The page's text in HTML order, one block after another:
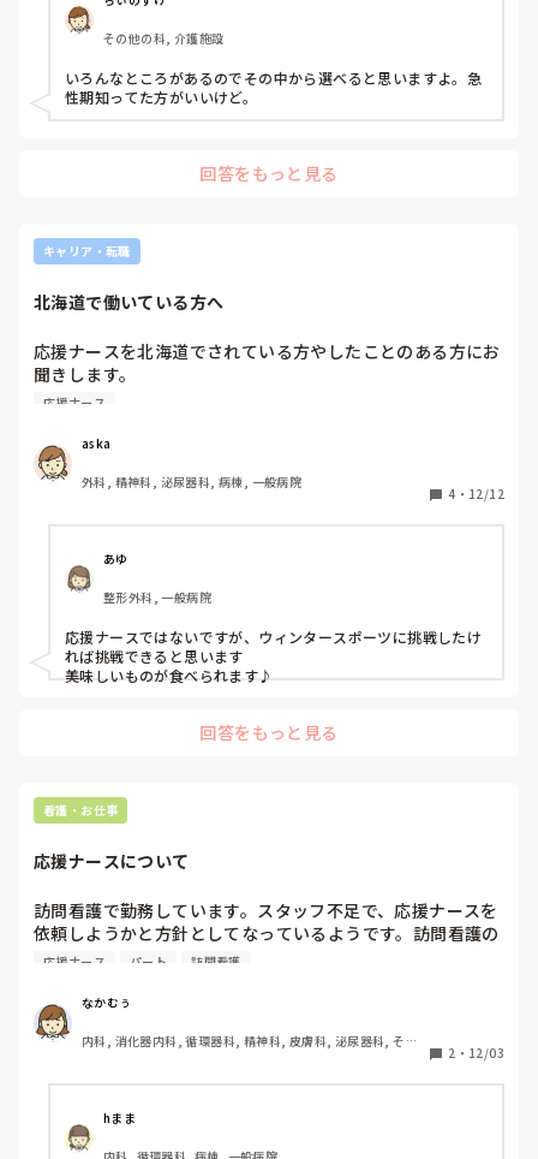
その他の科, 介護施設
いろんなところがあるのでその中から選べると思いますよ。急
性期知ってた方がいいけど。
回答をもっと見る
キャリア・転職
北海道で働いている方へ
応援ナースを北海道でされている方やしたことのある方にお
聞きします。
北海道で看護師をする魅力を教えてください。
よろしくお願いします。
応援ナース
aska
外科, 精神科, 泌尿器科, 病棟, 一般病院
4 ・ 12/12
あゆ
整形外科, 一般病院
応援ナースではないですが、ウィンタースポーツに挑戦したけ
れば挑戦できると思います
美味しいものが食べられます♪
回答をもっと見る
看護・お仕事
応援ナースについて
訪問看護で勤務しています。スタッフ不足で、応援ナースを
依頼しようかと方針としてなっているようです。訪問看護の
応援ナース、なかなかイメージがつかないのですが、メリッ
も、イメージとしてでも皆さまから意見を伺いたいです
応援ナース パート 訪問看護
なかむぅ
内科, 消化器内科, 循環器科, 精神科, 皮膚科, 泌尿器科, その
2 ・ 12/03
hまま